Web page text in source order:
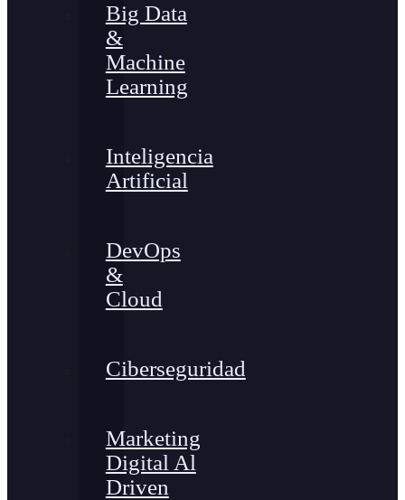
Big Data
&
Machine
Learning
Inteligencia
Artificial
DevOps
&
Cloud
Ciberseguridad
Marketing
Digital Al
Driven